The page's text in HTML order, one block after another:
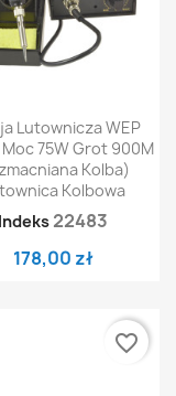
Lutownicza WEP
Moc 75W Grot 900M
Kolba)
Kolbowa
Indeks 22483
178,00 zł
favorite_border